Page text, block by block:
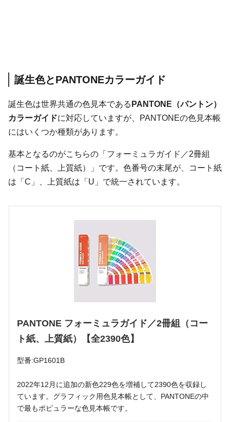
誕生色とPANTONEカラーガイド
誕生色は世界共通の色見本である PANTONE（パントン）
カラーガイドに対応していますが、PANTONEの色見本帳
にはいくつか種類があります。
基本となるのがこちらの「フォーミュラガイド／2冊組
（コート紙、上質紙）」です。色番号の末尾が、コート紙
は「C」、上質紙は「U」で統一されています。
PANTONE フォーミュラガイド／2冊組（コー
ト紙、上質紙）【全2390色】
型番:GP1601B
2022年12月に追加の新色229色を増補して2390色を収録し
ています。グラフィック用色見本帳として、PANTONEの中
で最もポピュラーな色見本帳です。